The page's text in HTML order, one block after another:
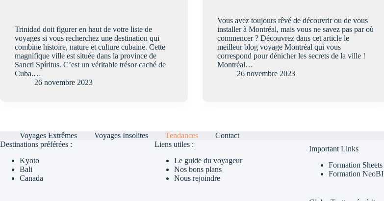
Trinidad doit figurer en haut de votre liste de
voyages si vous recherchez une destination qui
combine histoire, nature et culture cubaine. Cette
magnifique ville est située dans la province de
Sancti Spíritus. C’est un véritable trésor caché de
Cuba.…
26 novembre 2023
Vous avez toujours rêvé de découvrir ou de vous
installer à Montréal, mais vous ne savez pas par où
commencer ? Découvrez dans cet article le
meilleur blog voyage Montréal qui vous
correspond pour dénicher les secrets de la ville !
Montréal…
26 novembre 2023
Voyages Extrêmes Voyages Insolites Tendances
Contact
Destinations préférées :
Kyoto
Bali
Canada
Liens utiles :
Le guide du voyageur
Nos bons plans
Nous rejoindre
Important Links
Formation Sheets
Formation NeoBI